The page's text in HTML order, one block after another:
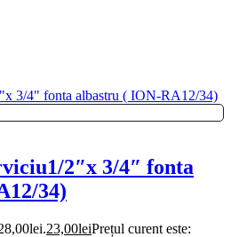
2″x 3/4″ fonta
34)
23,00leiPrețul curent este: